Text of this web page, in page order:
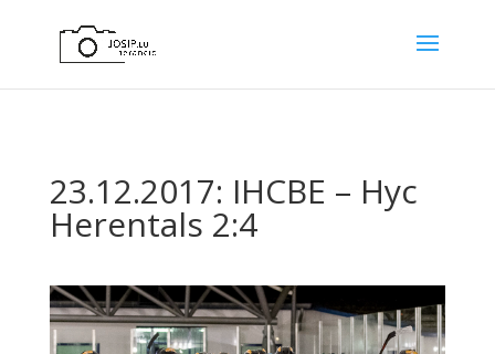
23.12.2017: IHCBE – Hyc
Herentals 2:4